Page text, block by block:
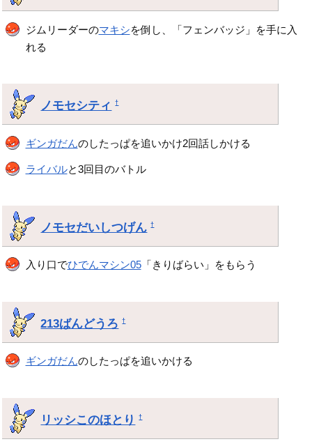
ジムリーダーのマキシを倒し、「フェンバッジ」を手に入
れる
ノモセシティ †
ギンガだんのしたっぱを追いかけ2回話しかける
ライバルと3回目のバトル
ノモセだいしつげん †
入り口でひでんマシン05「きりばらい」をもらう
213ばんどうろ †
ギンガだんのしたっぱを追いかける
リッシこのほとり †